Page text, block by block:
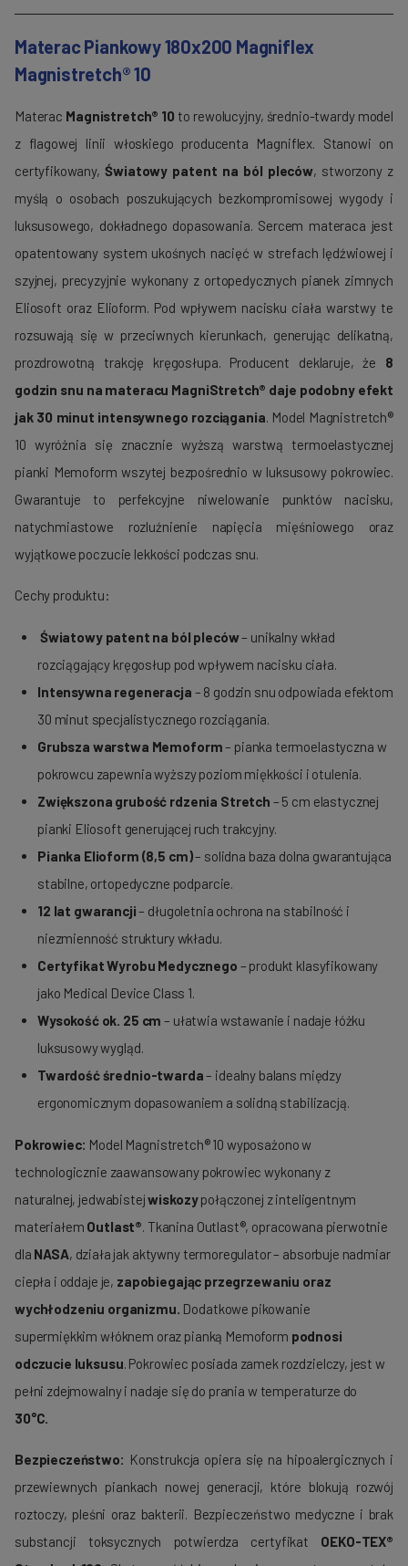
Materac Piankowy 180x200 Magniflex
Magnistretch® 10
Materac Magnistretch® 10 to rewolucyjny, średnio-twardy model
z flagowej linii włoskiego producenta Magniflex. Stanowi on
certyfikowany,Światowy patent na ból pleców, stworzony z
myślą o osobach poszukujących bezkompromisowej wygody i
luksusowego, dokładnego dopasowania. Sercem materaca jest
opatentowany system ukośnych nacięć w strefach lędźwiowej i
szyjnej, precyzyjnie wykonany z ortopedycznych pianek zimnych
Eliosoft oraz Elioform. Pod wpływem nacisku ciała warstwy te
rozsuwają się w przeciwnych kierunkach, generując delikatną,
prozdrowotną trakcję kręgosłupa. Producent deklaruje, że 8
godzin snu na materacu MagniStretch® daje podobny efekt
jak 30 minut intensywnego rozciągania. Model Magnistretch®
10 wyróżnia się znacznie wyższą warstwą termoelastycznej
pianki Memoform wszytej bezpośrednio w luksusowy pokrowiec.
Gwarantuje to perfekcyjne niwelowanie punktów nacisku,
natychmiastowe rozluźnienie napięcia mięśniowego oraz
wyjątkowe poczucie lekkości podczas snu.
Cechy produktu:
Światowy patent na ból pleców– unikalny wkład
rozciągający kręgosłup pod wpływem nacisku ciała.
Intensywna regeneracja – 8 godzin snu odpowiada efektom
30 minut specjalistycznego rozciągania.
Grubsza warstwa Memoform– pianka termoelastyczna w
pokrowcu zapewnia wyższy poziom miękkości i otulenia.
Zwiększona grubość rdzenia Stretch – 5 cm elastycznej
pianki Eliosoft generującej ruch trakcyjny.
Pianka Elioform (8,5 cm)– solidna baza dolna gwarantująca
stabilne, ortopedyczne podparcie.
12 lat gwarancji– długoletnia ochrona na stabilność i
niezmienność struktury wkładu.
Certyfikat Wyrobu Medycznego – produkt klasyfikowany
jako Medical Device Class 1.
Wysokość ok. 25 cm – ułatwia wstawanie i nadaje łóżku
luksusowy wygląd.
Twardość średnio-twarda– idealny balans między
ergonomicznym dopasowaniem a solidną stabilizacją.
Pokrowiec: Model Magnistretch® 10 wyposażono w
technologicznie zaawansowany pokrowiec wykonany z
naturalnej, jedwabistejwiskozypołączonej z inteligentnym
materiałem Outlast®. Tkanina Outlast®, opracowana pierwotnie
dla NASA, działa jak aktywny termoregulator – absorbuje nadmiar
ciepła i oddaje je, zapobiegając przegrzewaniu oraz
wychłodzeniu organizmu. Dodatkowe pikowanie
supermiękkim włóknem oraz pianką Memoform podnosi
odczucie luksusu. Pokrowiec posiada zamek rozdzielczy, jest w
pełni zdejmowalny i nadaje się do prania w temperaturze do
30°C.
Bezpieczeństwo: Konstrukcja opiera się na hipoalergicznych i
przewiewnych piankach nowej generacji, które blokują rozwój
roztoczy, pleśni oraz bakterii. Bezpieczeństwo medyczne i brak
substancji toksycznych potwierdza certyfikat OEKO-TEX®